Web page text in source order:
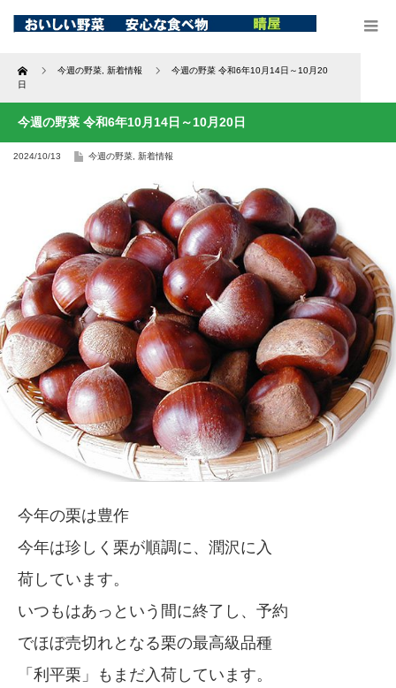
Home 今週の野菜 新着情報
今週の野菜 令和6年10月14日～10月20
日
今週の野菜 令和6年10月14日～10月20日
2024/10/13 今週の野菜 新着情報
今年の栗は豊作
今年は珍しく栗が順調に、潤沢に入
荷しています。
いつもはあっという間に終了し、予約
でほぼ売切れとなる栗の最高級品種
「利平栗」もまだ入荷しています。